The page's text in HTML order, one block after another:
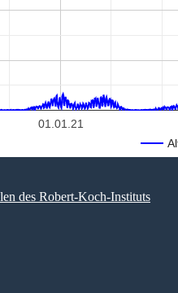
01.01.21
des Robert-Koch-Instituts